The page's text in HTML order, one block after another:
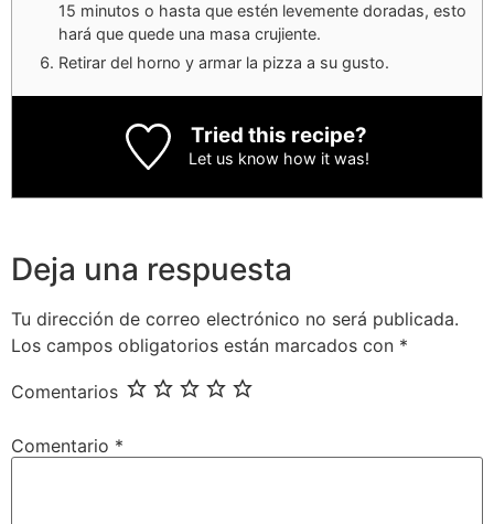
15 minutos o hasta que estén levemente doradas, esto
hará que quede una masa crujiente.
Retirar del horno y armar la pizza a su gusto.
Tried this recipe?
Let us know how it was!
Deja una respuesta
Tu dirección de correo electrónico no será publicada.
Los campos obligatorios están marcados con *
Comentarios
Comentario *